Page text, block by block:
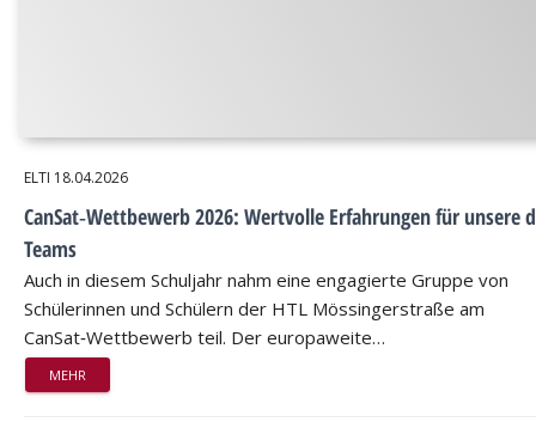
ELTI 18.04.2026
CanSat‑Wettbewerb 2026: Wertvolle Erfahrungen für unsere
Teams
Auch in diesem Schuljahr nahm eine engagierte Gruppe von
Schülerinnen und Schülern der HTL Mössingerstraße am
CanSat‑Wettbewerb teil. Der europaweite…
MEHR